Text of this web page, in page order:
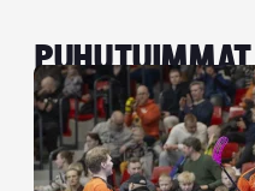
PUHUTUIMMAT